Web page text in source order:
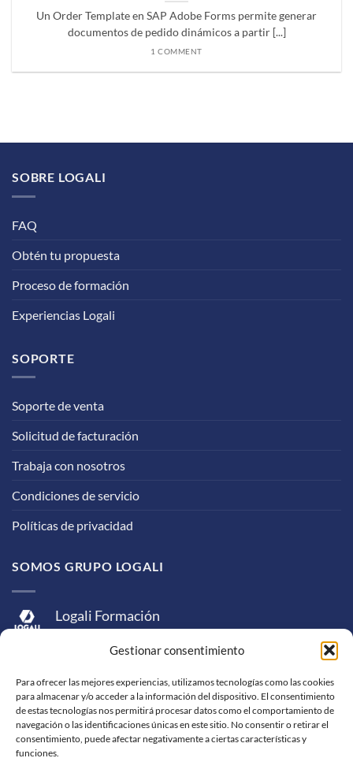
Gestionar consentimiento
Para ofrecer las mejores experiencias, utilizamos tecnologías como las cookies
para almacenar y/o acceder a la información del dispositivo. El consentimiento
de estas tecnologías nos permitirá procesar datos como el comportamiento de
navegación o las identificaciones únicas en este sitio. No consentir o retirar el
consentimiento, puede afectar negativamente a ciertas características y
funciones.
Un Order Template en SAP Adobe Forms permite generar
documentos de pedido dinámicos a partir [...]
1 COMMENT
SOBRE LOGALI
FAQ
Obtén tu propuesta
Proceso de formación
Experiencias Logali
SOPORTE
Soporte de venta
Solicitud de facturación
Trabaja con nosotros
Condiciones de servicio
Políticas de privacidad
SOMOS GRUPO LOGALI
Logali Formación
Logali Consultoría
Logali Ingeniería